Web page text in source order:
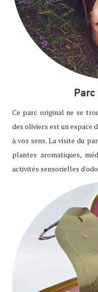
Ce parc original ne se
des oliviers est un espace
à vos sens. La visite du
plantes aromatiques,
activités sensorielles